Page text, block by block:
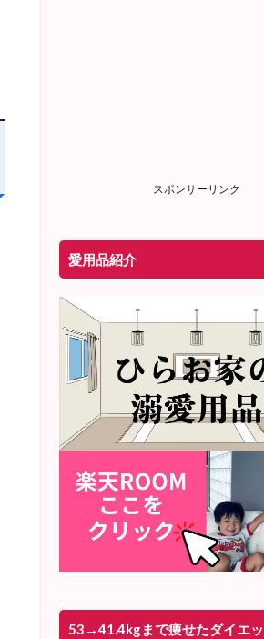
スポンサーリンク
愛用品紹介
53→41.4kgまで痩せたダイエッ